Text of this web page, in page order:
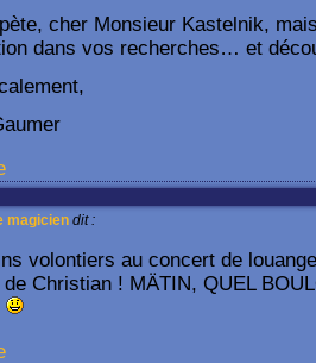
cher Monsieur Kastelnik,
dans vos recherches… et
magicien dit :
volontiers au concert de
Christian ! MÄTIN, QUEL